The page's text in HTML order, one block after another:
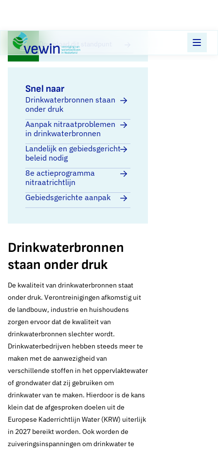
Direct naar content
Terug naar de startpagina
Download dit standpunt
Snel naar
Drinkwaterbronnen staan
onder druk
Aanpak nitraatproblemen
in drinkwaterbronnen
Landelijk en gebiedsgericht
beleid nodig
8e actieprogramma
nitraatrichtlijn
Gebiedsgerichte aanpak
Drinkwaterbronnen
staan onder druk
De kwaliteit van drinkwaterbronnen staat
onder druk. Verontreinigingen afkomstig uit
de landbouw, industrie en huishoudens
zorgen ervoor dat de kwaliteit van
drinkwaterbronnen slechter wordt.
Drinkwaterbedrijven hebben steeds meer te
maken met de aanwezigheid van
verschillende stoffen in het oppervlaktewater
of grondwater dat zij gebruiken om
drinkwater van te maken. Hierdoor is de kans
klein dat de afgesproken doelen uit de
Europese Kaderrichtlijn Water (KRW) uiterlijk
in 2027 bereikt worden. Ook worden de
zuiveringsinspanningen om drinkwater te